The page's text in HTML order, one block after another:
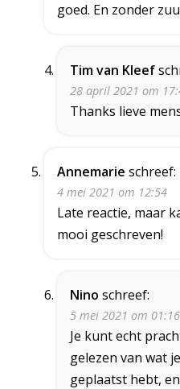
goed. En zonder
Tim van Kleef
28 april 2021 om
Thanks lieve
Annemarie schreef:
4 mei 2021 om 12:54
Late reactie, maar
mooi geschreven!
Nino schreef:
5 mei 2021 om 01:16
Je kunt echt
gelezen van wat
geplaatst hebt,